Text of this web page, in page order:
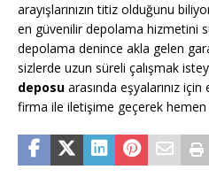
arayışlarınızın titiz olduğunu
en güvenilir depolama hizmetini
depolama denince akla gelen
sizlerde uzun süreli çalışmak
deposu arasında eşyalarınız
firma ile iletişime geçerek